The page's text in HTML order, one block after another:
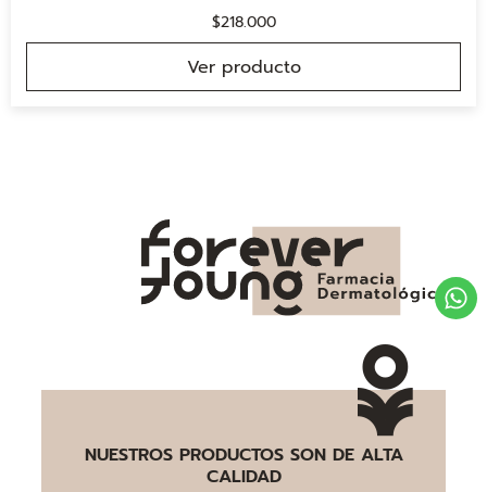
$218.000
Ver producto
NUESTROS PRODUCTOS SON DE ALTA
CALIDAD